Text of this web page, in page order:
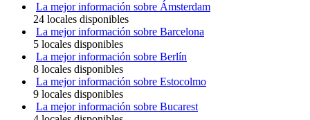
La mejor información sobre Ámsterdam
24 locales disponibles
La mejor información sobre Barcelona
5 locales disponibles
La mejor información sobre Berlín
8 locales disponibles
La mejor información sobre Estocolmo
9 locales disponibles
La mejor información sobre Bucarest